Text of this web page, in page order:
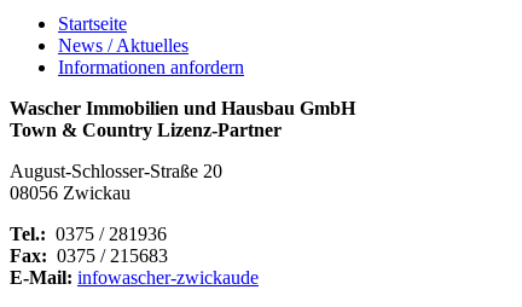
Startseite
News / Aktuelles
Informationen anfordern
Wascher Immobilien und Hausbau GmbH
Town & Country Lizenz-Partner
August-Schlosser-Straße 20
08056 Zwickau
Tel.: 0375 / 281936
Fax: 0375 / 215683
E-Mail: infowascher-zwickaude